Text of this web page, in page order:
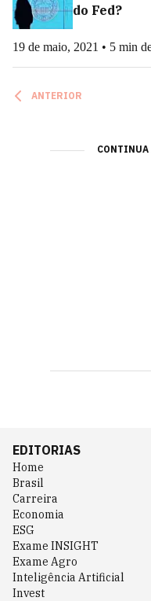
do Fed?
19 de maio, 2021 • 5 min
ANTERIOR
CONTINUA
EDITORIAS
Home
Brasil
Carreira
Economia
ESG
Exame INSIGHT
Exame Agro
Inteligência Artificial
Invest